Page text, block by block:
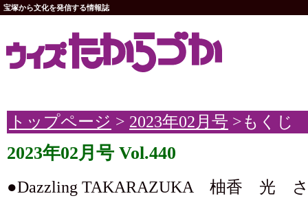
宝塚から文化を発信する情報誌
トップページ > 2023年02月号 >もくじ
2023年02月号 Vol.440
●Dazzling TAKARAZUKA 柚香 光